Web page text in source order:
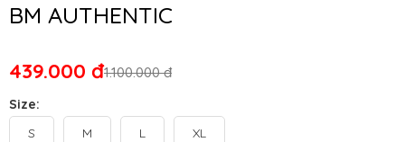
BM AUTHENTIC
1.100.000 đ
439.000 đ
Size:
S
M L XL